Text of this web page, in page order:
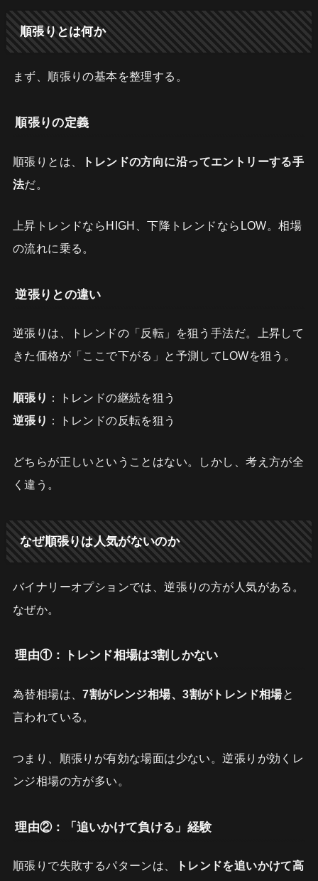
順張りとは何か
まず、順張りの基本を整理する。
順張りの定義
順張りとは、
トレンドの方向に沿ってエントリーする手
法だ。
上昇トレンドならHIGH、下降トレンドならLOW。相場
の流れに乗る。
逆張りとの違い
逆張りは、トレンドの「反転」を狙う手法だ。上昇して
きた価格が「ここで下がる」と予測してLOWを狙う。
順張り ：トレンドの継続を狙う
逆張り ：トレンドの反転を狙う
どちらが正しいということはない。しかし、考え方が全
く違う。
なぜ順張りは人気がないのか
バイナリーオプションでは、逆張りの方が人気がある。
なぜか。
理由①：トレンド相場は3割しかない
為替相場は、7割がレンジ相場、3割がトレンド相場と
言われている。
つまり、順張りが有効な場面は少ない。逆張りが効くレ
ンジ相場の方が多い。
理由②：「追いかけて負ける」経験
順張りで失敗するパターンは、
トレンドを追いかけて高